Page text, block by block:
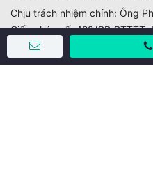
Chịu trách nhiệm chính: Ông
Giấy phép số: 429/GP-BTTTT
11/10/2019
Trụ sở chính: